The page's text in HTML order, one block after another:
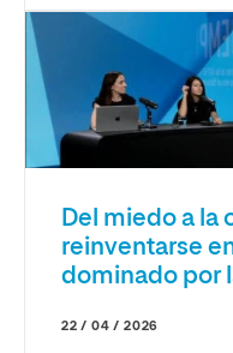
Del miedo a
reinventarse
dominado por
22 / 04 / 2026